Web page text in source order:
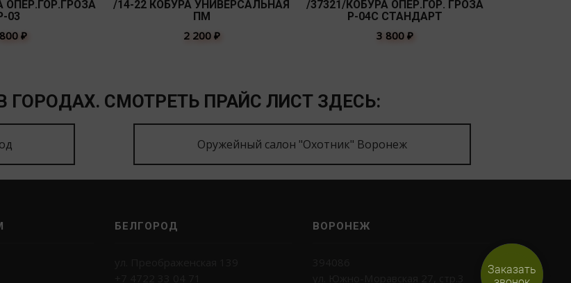
ОПЕР.ГОР.ГРОЗА
03
₽
/14-22 КОБУРА УНИВЕРСАЛЬНАЯ
ПМ
2 200 ₽
/37321/КОБУРА ОПЕР.ГОР. ГРОЗА
Р-04С СТАНДАРТ
3 800 ₽
ГОРОДАХ. СМОТРЕТЬ ПРАЙС ЛИСТ ЗДЕСЬ:
Оружейный салон "Охотник" Воронеж
БЕЛГОРОД ВОРОНЕЖ
Заказать